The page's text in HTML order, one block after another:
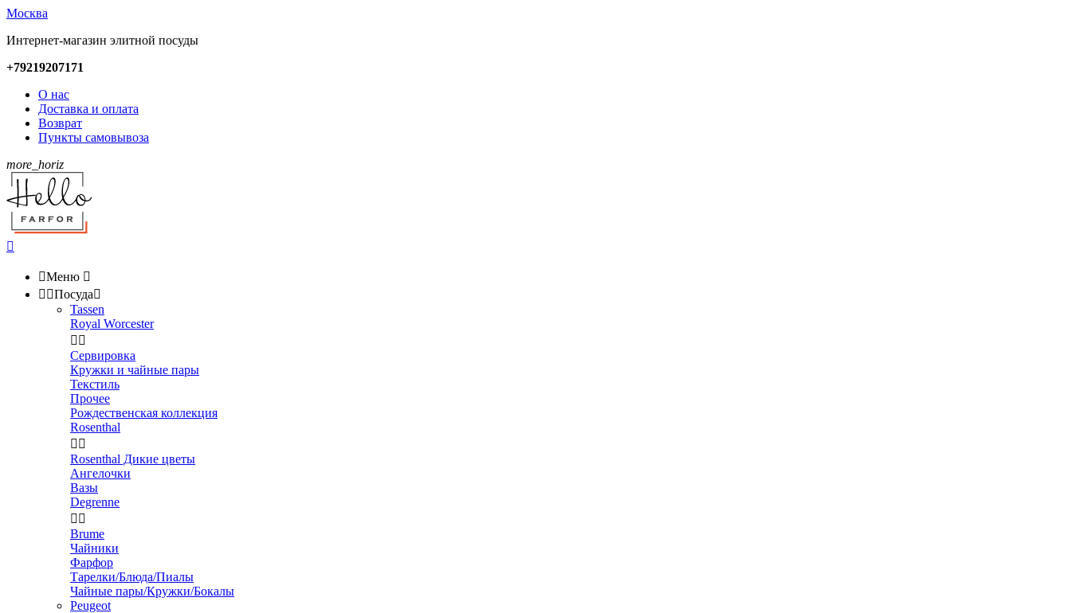
Москва
Интернет-магазин элитной посуды
+79219207171
О нас
Доставка и оплата
Возврат
Пункты самовывоза
more_horiz

Меню 
 Посуда
Tassen
Royal Worcester
 
Сервировка
Кружки и чайные пары
Текстиль
Прочее
Рождественская коллекция
Rosenthal
 
Rosenthal Дикие цветы
Ангелочки
Вазы
Degrenne
 
Brume
Чайники
Фарфор
Тарелки/Блюда/Пиалы
Чайные пары/Кружки/Бокалы
Peugeot